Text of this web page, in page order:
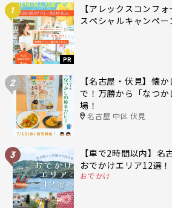
1
PR
【アレックスコンフ
スペシャルキャンペー
2
【名古屋・伏見】懐
で！万勝から「なつ
場！
名古屋 中区 伏見
3
【車で2時間以内】名
おでかけエリア12選！
おでかけ